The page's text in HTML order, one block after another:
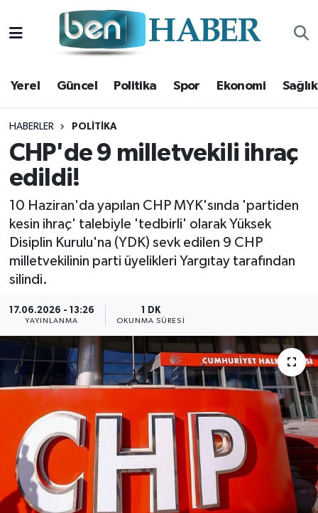
Yerel Güncel Politika Spor Ekonomi Sağlık
HABERLER POLITIKA
CHP'de 9 milletvekili ihraç
edildi!
10 Haziran'da yapılan CHP MYK'sında 'partiden
kesin ihraç' talebiyle 'tedbirli' olarak Yüksek
Disiplin Kurulu'na (YDK) sevk edilen 9 CHP
milletvekilinin parti üyelikleri Yargıtay tarafından
silindi.
17.06.2026 - 13:26
YAYINLANMA
1 DK
OKUNMA SÜRESI
Yerel
Güncel
Politika
Spor
Ekonomi
Sağlık
Magazin
Kültür Sanat
Resmi Reklam
Röportajlar
Hava Durumu
Trafik Durumu
Süper Lig Puan Durumu ve Fikstür
Tüm Manşetler
Son Dakika Haberleri
Haber Arşivi